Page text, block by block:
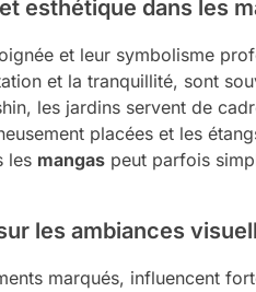
esthétique dans les
et leur symbolisme
et la tranquillité, sont
les jardins servent de
placées et les
les mangaspeut parfois
les ambiances
marqués, influencent